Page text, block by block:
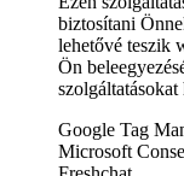
biztosítani
lehetővé teszik
Ön
Google Tag
Microsoft